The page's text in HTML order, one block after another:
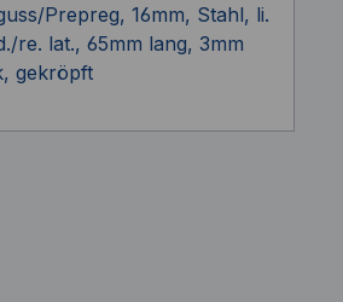
Prepreg, 16mm, Stahl, li.
re. lat., 65mm lang, 3mm
gekröpft